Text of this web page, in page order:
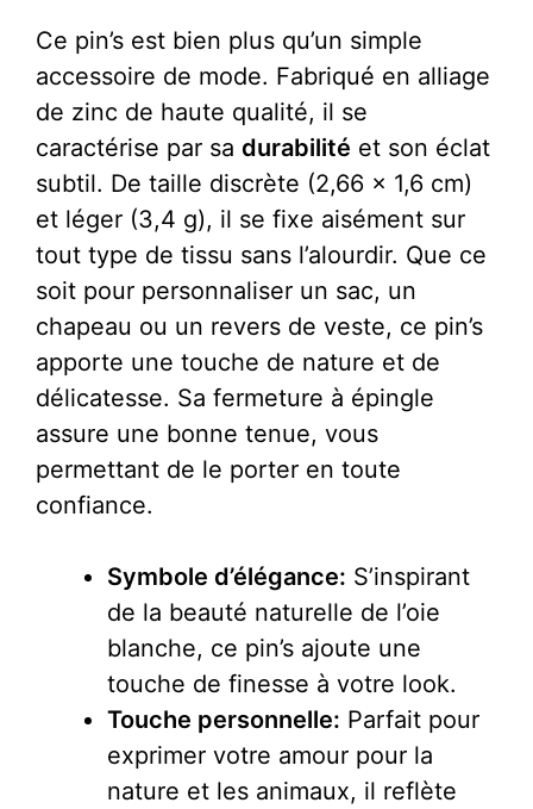
Ce pin’s est bien plus qu’un simple
accessoire de mode. Fabriqué en alliage
de zinc de haute qualité, il se
caractérise par sa durabilité et son éclat
subtil. De taille discrète (2,66 x 1,6 cm)
et léger (3,4 g), il se fixe aisément sur
tout type de tissu sans l’alourdir. Que ce
soit pour personnaliser un sac, un
chapeau ou un revers de veste, ce pin’s
apporte une touche de nature et de
délicatesse. Sa fermeture à épingle
assure une bonne tenue, vous
permettant de le porter en toute
confiance.
Symbole d’élégance: S’inspirant
de la beauté naturelle de l’oie
blanche, ce pin’s ajoute une
touche de finesse à votre look.
Touche personnelle: Parfait pour
exprimer votre amour pour la
nature et les animaux, il reflète